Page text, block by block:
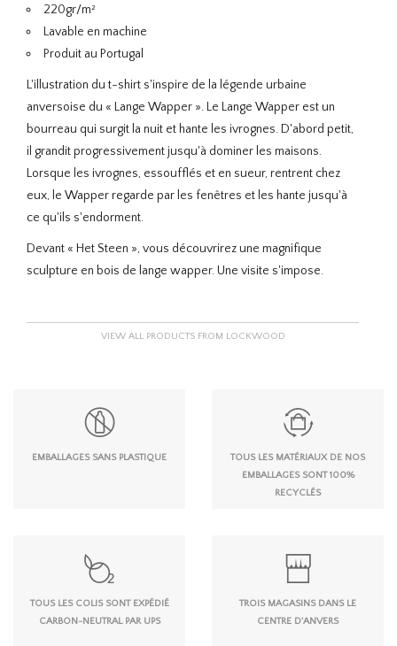
220gr/m²
Lavable en machine
Produit au Portugal
L'illustration du t-shirt s'inspire de la légende urbaine
anversoise du « Lange Wapper ». Le Lange Wapper est un
bourreau qui surgit la nuit et hante les ivrognes. D'abord petit,
il grandit progressivement jusqu'à dominer les maisons.
Lorsque les ivrognes, essoufflés et en sueur, rentrent chez
eux, le Wapper regarde par les fenêtres et les hante jusqu'à
ce qu'ils s'endorment.
Devant « Het Steen », vous découvrirez une magnifique
sculpture en bois de lange wapper. Une visite s'impose.
VIEW ALL PRODUCTS FROM LOCKWOOD
EMBALLAGES SANS PLASTIQUE
TOUS LES MATÉRIAUX DE NOS
EMBALLAGES SONT 100%
RECYCLÉS
TOUS LES COLIS SONT EXPÉDIÉ
CARBON-NEUTRAL PAR UPS
TROIS MAGASINS DANS LE
CENTRE D'ANVERS